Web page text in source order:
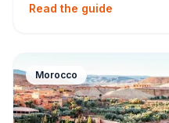
Read the guide
Morocco